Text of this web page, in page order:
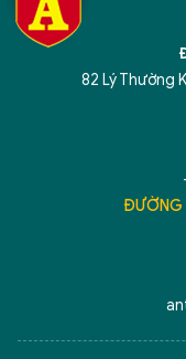
82 Lý Thường
ĐƯỜNG